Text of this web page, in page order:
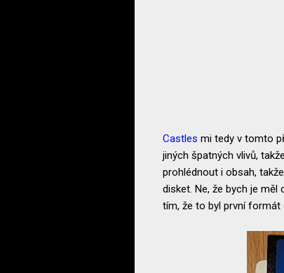
Castles mi tedy v tomto
jiných špatných vlivů,
prohlédnout i obsah,
disket. Ne, že bych je
tím, že to byl první formát